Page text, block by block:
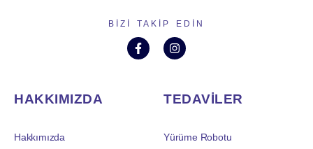
BIZI TAKIP EDIN
HAKKIMIZDA
Hakkımızda
TEDAVİLER
Yürüme Robotu